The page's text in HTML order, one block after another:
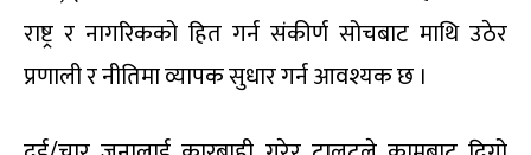
राष्ट्र र नागरिकको हित गर्न संकीर्ण सोचबाट माथि उठेर
प्रणाली र नीतिमा व्यापक सुधार गर्न आवश्यक छ ।